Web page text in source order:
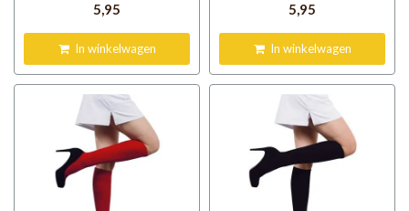
5,95
In winkelwagen
5,95
In winkelwagen